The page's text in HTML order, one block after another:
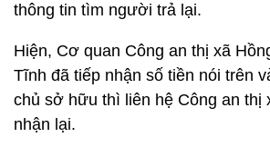
thông tin tìm người trả lại.
Hiện, Cơ quan Công an thị xã
Tĩnh đã tiếp nhận số tiền nói trên
chủ sở hữu thì liên hệ Công an thị
nhận lại.